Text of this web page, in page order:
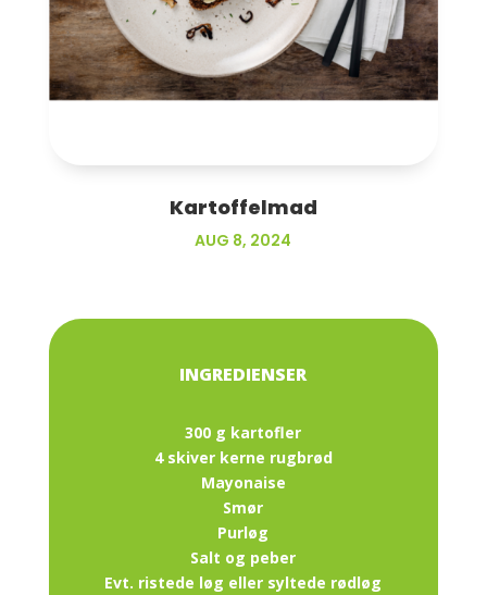
Kartoffelmad
AUG 8, 2024
300 g kartofler
4 skiver kerne rugbrød
Mayonaise
Smør
Purløg
Salt og peber
Evt. ristede løg eller syltede rødløg